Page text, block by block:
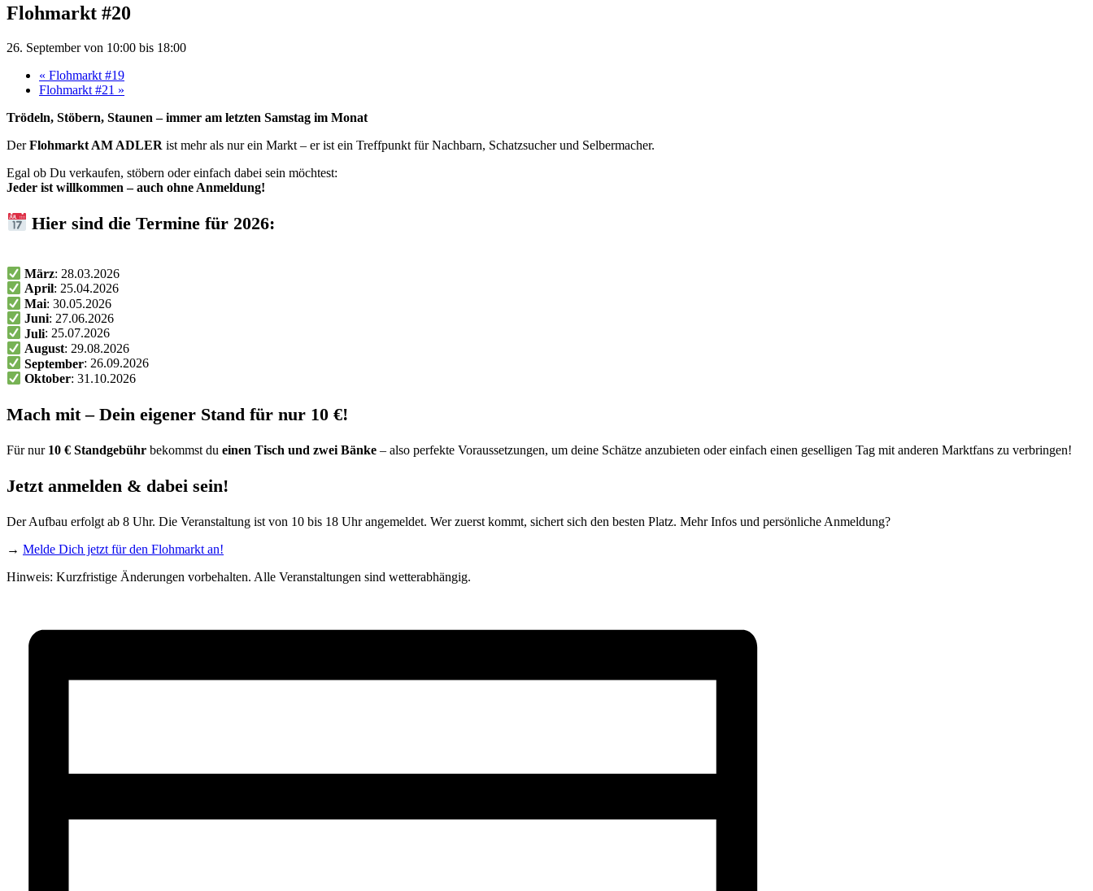
Flohmarkt #20
26. September von 10:00 bis 18:00
« Flohmarkt #19
Flohmarkt #21 »
Trödeln, Stöbern, Staunen – immer am letzten Samstag im Monat
DerFlohmarkt AM ADLER ist mehr als nur ein Markt – er ist ein Treffpunkt für Nachbarn, Schatzsucher und Selbermacher.
Egal ob Du verkaufen, stöbern oder einfach dabei sein möchtest:
Jeder ist willkommen – auch ohne Anmeldung!
Hier sind die Termine für 2026:
März: 28.03.2026
April: 25.04.2026
Mai: 30.05.2026
Juni: 27.06.2026
Juli: 25.07.2026
August: 29.08.2026
September: 26.09.2026
Oktober: 31.10.2026
Mach mit – Dein eigener Stand für nur 10 €!
Für nur 10 € Standgebühr bekommst du einen Tisch und zwei Bänke – also perfekte Voraussetzungen, um deine Schätze anzubieten oder einfach einen geselligen Tag mit anderen Marktfans zu verbringen!
Jetzt anmelden & dabei sein!
Der Aufbau erfolgt ab 8 Uhr. Die Veranstaltung ist von 10 bis 18 Uhr angemeldet. Wer zuerst kommt, sichert sich den besten Platz. Mehr Infos und persönliche Anmeldung?
→ Melde Dich jetzt für den Flohmarkt an!
Hinweis: Kurzfristige Änderungen vorbehalten. Alle Veranstaltungen sind wetterabhängig.